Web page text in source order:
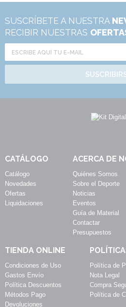
SUSCRÍBETE A NUESTRA
RECIBIR NUESTRAS
CATÁLOGO
Catálogo
Novedades
Ofertas
Liquidaciones
ACERCA DE
Quiénes Somos
Sobre el Deporte
Noticias
Eventos
Guía de Material
Contactar
Presupuestos
TIENDA ONLINE
Condiciones de Uso
Gastos Envío
Política Descuentos
Métodos Pago
Devoluciones
Política de
Nota Legal
Compra
Política de